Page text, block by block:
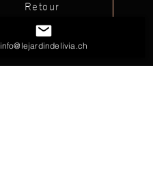
Retour
info@lejardindelivia.ch